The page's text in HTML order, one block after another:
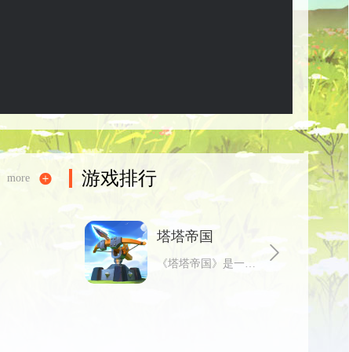
more  游戏排行
塔塔帝国
《塔塔帝国》是一款3D欧美卡通风格的英雄动作塔防手游。众多各具特色、风格迥异的英雄们团结作战，在领主的指挥下抵御黑暗入侵。精美细腻的英雄和技能特效能给您带来出色的塔防战斗体验。强大趣味的RPG养成系统，多维度的技能释放策略，酷炫的全屏大招都能给您带来燃尽十足的战斗快感！游戏同时还拥有全新的玩法，如“随机关卡、套装技能、地形机关等”，满足你对塔防的一切想象！
